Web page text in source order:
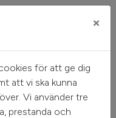
Stenshällsvägen 9
×
för att ge dig
att vi ska kunna
Vi använder tre
prestanda och